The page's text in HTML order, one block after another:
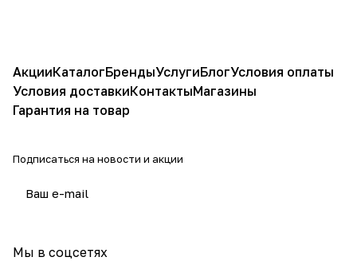
АкцииКаталогБрендыУслугиБлогУсловия оплаты
Условия доставкиКонтактыМагазины
Гарантия на товар
Подписаться на новости и акции
Мы в соцсетях